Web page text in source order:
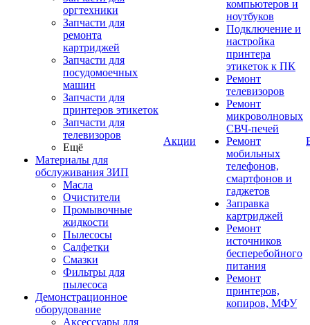
оргтехники
Запчасти для
ремонта
картриджей
Запчасти для
посудомоечных
машин
Запчасти для
принтеров этикеток
Запчасти для
телевизоров
Ещё
Материалы для
обслуживания ЗИП
Масла
Очистители
Промывочные
жидкости
Пылесосы
Салфетки
Смазки
Фильтры для
пылесоса
Демонстрационное
оборудование
Аксессуары для
Акции
компьютеров и
ноутбуков
Подключение и
настройка
принтера
этикеток к ПК
Ремонт
телевизоров
Ремонт
микроволновых
СВЧ-печей
Ремонт
мобильных
телефонов,
смартфонов и
гаджетов
Заправка
картриджей
Ремонт
источников
бесперебойного
питания
Ремонт
принтеров,
копиров, МФУ